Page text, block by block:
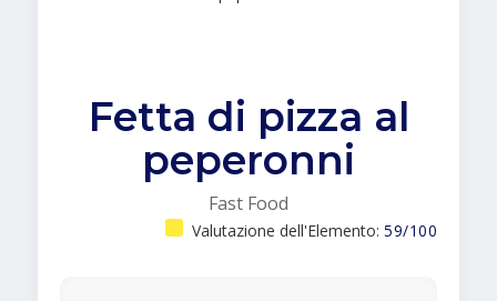
Fetta di pizza al
peperonni
Fast Food
Valutazione dell'Elemento: 59/100